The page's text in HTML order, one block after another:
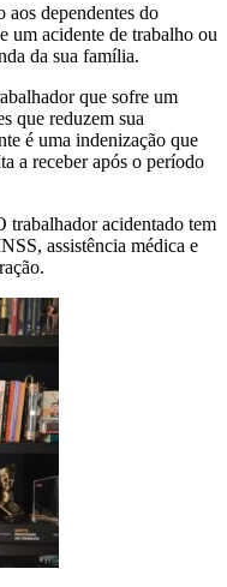
aos dependentes do
um acidente de trabalho ou
da sua família.
que sofre um
que reduzem sua
é uma indenização que
a receber após o período
trabalhador acidentado tem
assistência médica e